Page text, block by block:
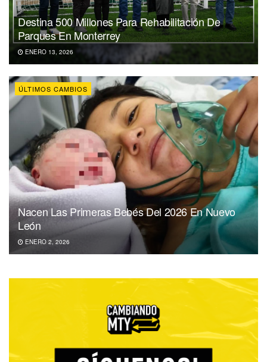
Destina 500 Millones Para Rehabilitación De
Parques En Monterrey
ENERO 13, 2026
ÚLTIMOS CAMBIOS
Nacen Las Primeras Bebés Del 2026 En Nuevo
León
ENERO 2, 2026